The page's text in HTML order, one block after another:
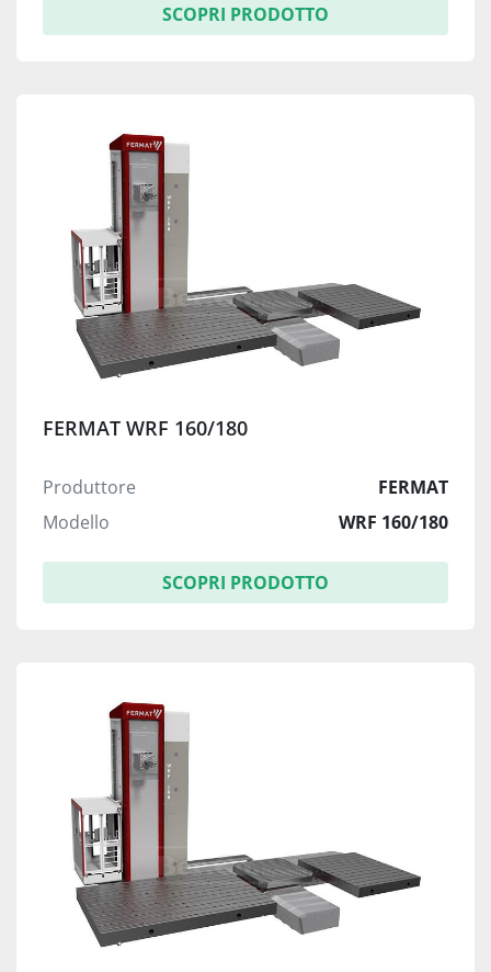
SCOPRI PRODOTTO
FERMAT WRF 160/180
Produttore
FERMAT
Modello
WRF 160/180
SCOPRI PRODOTTO